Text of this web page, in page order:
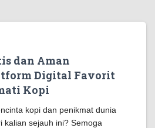
dan Aman
Digital Favorit
Kopi
kopi dan penikmat dunia
kalian sejauh ini? Semoga